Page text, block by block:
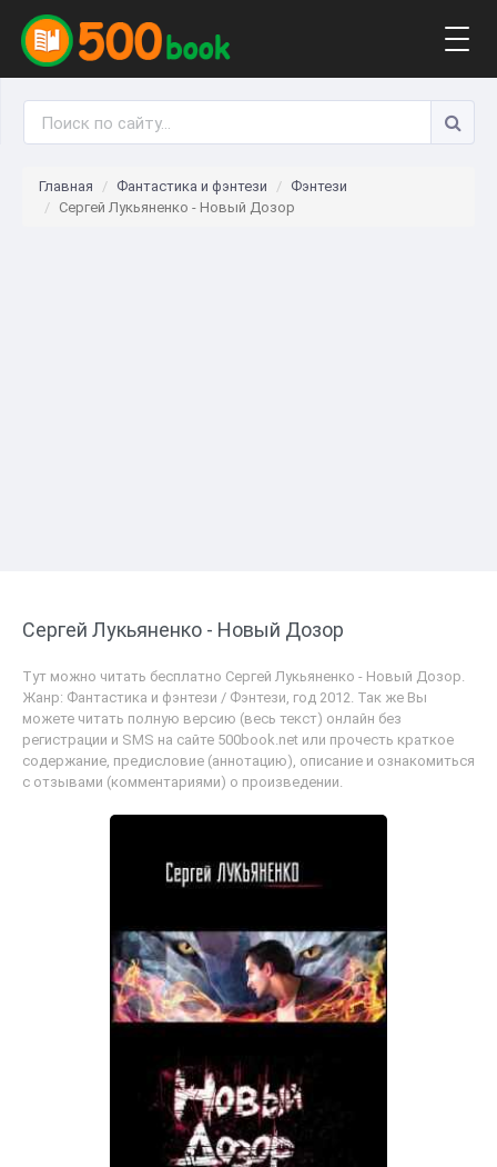
Главная Фантастика и фэнтези
Фэнтези
Сергей Лукьяненко - Новый Дозор
Сергей Лукьяненко - Новый Дозор
Тут можно читать бесплатно Сергей Лукьяненко - Новый Дозор.
Жанр: Фантастика и фэнтези / Фэнтези, год 2012. Так же Вы
можете читать полную версию (весь текст) онлайн без
регистрации и SMS на сайте 500book.net или прочесть краткое
содержание, предисловие (аннотацию), описание и ознакомиться
с отзывами (комментариями) о произведении.